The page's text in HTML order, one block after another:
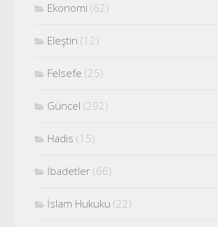
Ekonomi (62)
Eleştiri (12)
Felsefe (25)
Güncel (292)
Hadis (15)
İbadetler (66)
İslam Hukuku (22)